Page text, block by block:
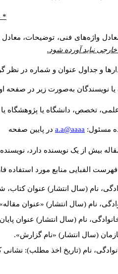
*
واژه‌های فنی، توضیحات،
خارجی نباید آورده شود.
و جداول عنوان و شماره در نظر
نویسندگان به‌صورت زیر در صفحه
تخصص، دانشگاه یا پژوهشگاه
مسئول: a.a@aaaa در پايين صفحه
بیش از یک نویسنده دارد،
فهرست الفبایی منابع مورد
نام (سال انتشار) عنوان
نام (سال انتشار) «عنوان
خانوادگی، نام (سال انتشار) عنوان
(سال انتشار) «نام گزارش».
نام (تاریخ اخذ مطلب):